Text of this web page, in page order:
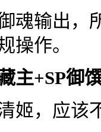
魂输出，
操作。
主+SP御
姬，应该